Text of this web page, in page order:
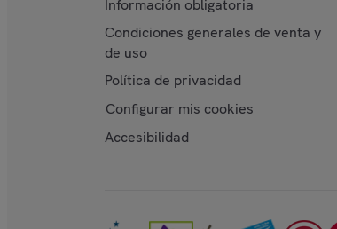
Información obligatoria
Condiciones generales de venta y
de uso
Política de privacidad
Configurar mis cookies
Accesibilidad